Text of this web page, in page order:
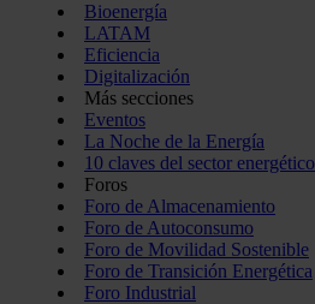
Bioenergía
LATAM
Eficiencia
Digitalización
Más secciones
Eventos
La Noche de la Energía
10 claves del sector energético
Foros
Foro de Almacenamiento
Foro de Autoconsumo
Foro de Movilidad Sostenible
Foro de Transición Energética
Foro Industrial